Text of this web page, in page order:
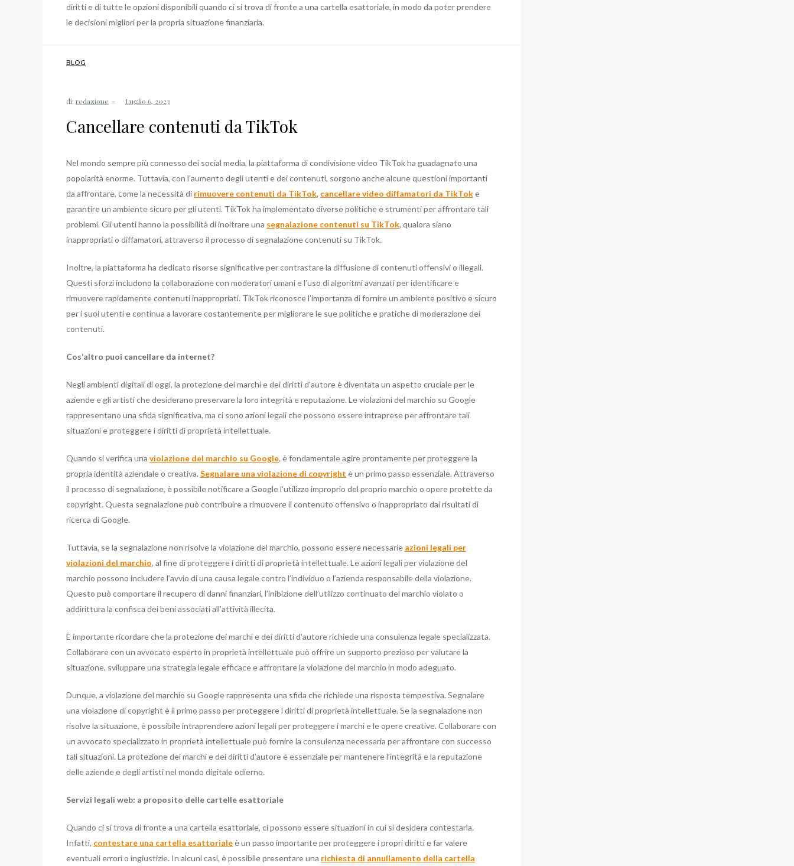
diritti e di tutte le opzioni disponibili quando ci si trova di fronte a una cartella esattoriale, in modo da poter prendere
le decisioni migliori per la propria situazione finanziaria.
BLOG
di: redazione
Cancellare contenuti da TikTok
Nel mondo sempre più connesso dei social media, la piattaforma di condivisione video TikTok ha guadagnato una
popolarità enorme. Tuttavia, con l’aumento degli utenti e dei contenuti, sorgono anche alcune questioni importanti
da affrontare, come la necessità di rimuovere contenuti da TikTok, cancellare video diffamatori da TikToke
garantire un ambiente sicuro per gli utenti. TikTok ha implementato diverse politiche e strumenti per affrontare tali
problemi. Gli utenti hanno la possibilità di inoltrare una segnalazione contenuti su TikTok, qualora siano
inappropriati o diffamatori, attraverso il processo di segnalazione contenuti su TikTok.
Inoltre, la piattaforma ha dedicato risorse significative per contrastare la diffusione di contenuti offensivi o illegali.
Questi sforzi includono la collaborazione con moderatori umani e l’uso di algoritmi avanzati per identificare e
rimuovere rapidamente contenuti inappropriati. TikTok riconosce l’importanza di fornire un ambiente positivo e sicuro
per i suoi utenti e continua a lavorare costantemente per migliorare le sue politiche e pratiche di moderazione dei
contenuti.
Cos’altro puoi cancellare da internet?
Negli ambienti digitali di oggi, la protezione dei marchi e dei diritti d’autore è diventata un aspetto cruciale per le
aziende e gli artisti che desiderano preservare la loro integrità e reputazione. Le violazioni del marchio su Google
rappresentano una sfida significativa, ma ci sono azioni legali che possono essere intraprese per affrontare tali
situazioni e proteggere i diritti di proprietà intellettuale.
Quando si verifica una violazione del marchio su Google, è fondamentale agire prontamente per proteggere la
propria identità aziendale o creativa. Segnalare una violazione di copyright è un primo passo essenziale. Attraverso
il processo di segnalazione, è possibile notificare a Google l’utilizzo improprio del proprio marchio o opere protette da
copyright. Questa segnalazione può contribuire a rimuovere il contenuto offensivo o inappropriato dai risultati di
ricerca di Google.
Tuttavia, se la segnalazione non risolve la violazione del marchio, possono essere necessarie azioni legali per
violazioni del marchio, al fine di proteggere i diritti di proprietà intellettuale. Le azioni legali per violazione del
marchio possono includere l’avvio di una causa legale contro l’individuo o l’azienda responsabile della violazione.
Questo può comportare il recupero di danni finanziari, l’inibizione dell’utilizzo continuato del marchio violato o
addirittura la confisca dei beni associati all’attività illecita.
È importante ricordare che la protezione dei marchi e dei diritti d’autore richiede una consulenza legale specializzata.
Collaborare con un avvocato esperto in proprietà intellettuale può offrire un supporto prezioso per valutare la
situazione, sviluppare una strategia legale efficace e affrontare la violazione del marchio in modo adeguato.
Dunque, a violazione del marchio su Google rappresenta una sfida che richiede una risposta tempestiva. Segnalare
una violazione di copyright è il primo passo per proteggere i diritti di proprietà intellettuale. Se la segnalazione non
risolve la situazione, è possibile intraprendere azioni legali per proteggere i marchi e le opere creative. Collaborare con
un avvocato specializzato in proprietà intellettuale può fornire la consulenza necessaria per affrontare con successo
tali situazioni. La protezione dei marchi e dei diritti d’autore è essenziale per mantenere l’integrità e la reputazione
delle aziende e degli artisti nel mondo digitale odierno.
Servizi legali web: a proposito delle cartelle esattoriale
Quando ci si trova di fronte a una cartella esattoriale, ci possono essere situazioni in cui si desidera contestarla.
Infatti, contestare una cartella esattorialeè un passo importante per proteggere i propri diritti e far valere
eventuali errori o ingiustizie. In alcuni casi, è possibile presentare una richiesta di annullamento della cartella